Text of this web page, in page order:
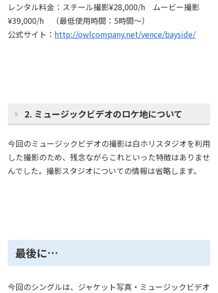
レンタル料金：スチール撮影¥28,000/h ムービー撮影
¥39,000/h （最低使用時間：5時間～）
公式サイト： http://owlcompany.net/vence/bayside/
2. ミュージックビデオのロケ地について
今回のミュージックビデオの撮影は白ホリスタジオを利用
した撮影のため、残念ながらこれといった特徴はありませ
んでした。撮影スタジオについての情報は省略します。
最後に…
今回のシングルは、ジャケット写真・ミュージックビデオ